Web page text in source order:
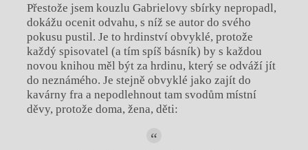
Přestože jsem kouzlu Gabrielovy sbírky nepropadl,
dokážu ocenit odvahu, s níž se autor do svého
pokusu pustil. Je to hrdinství obvyklé, protože
každý spisovatel (a tím spíš básník) by s každou
novou knihou měl být za hrdinu, který se odváží jít
do neznámého. Je stejně obvyklé jako zajít do
kavárny fra a nepodlehnout tam svodům místní
děvy, protože doma, žena, děti: